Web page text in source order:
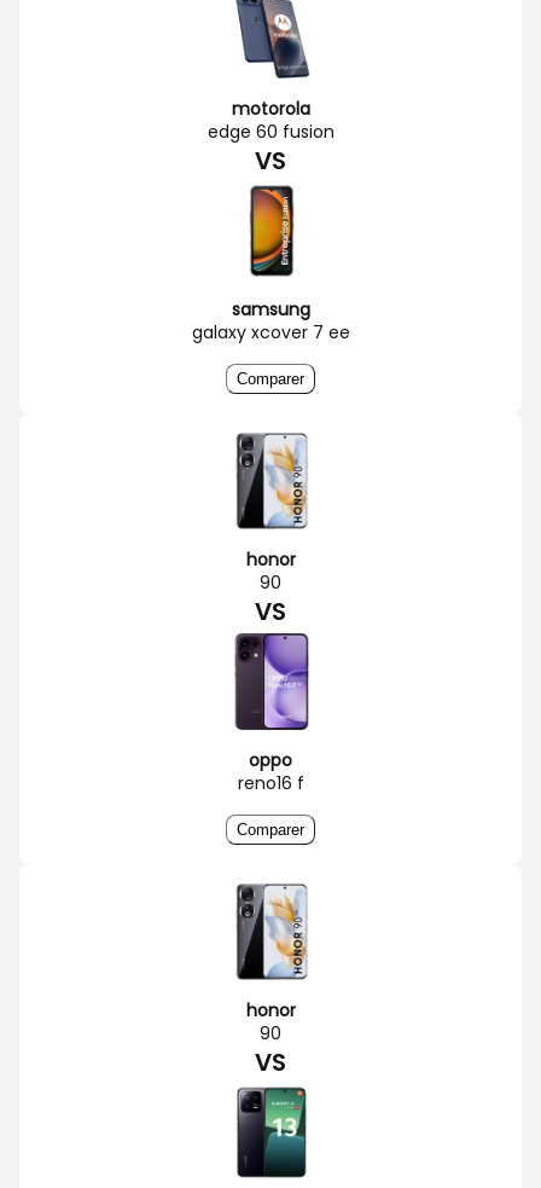
motorola
edge 60 fusion
VS
samsung
galaxy xcover 7 ee
Comparer
honor
90
VS
oppo
reno16 f
Comparer
honor
90
VS